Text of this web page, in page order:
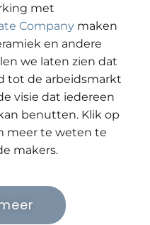
met
Company maken
en andere
we laten zien dat
tot de arbeidsmarkt
visie dat iedereen
benutten. Klik op
meer te weten te
makers.